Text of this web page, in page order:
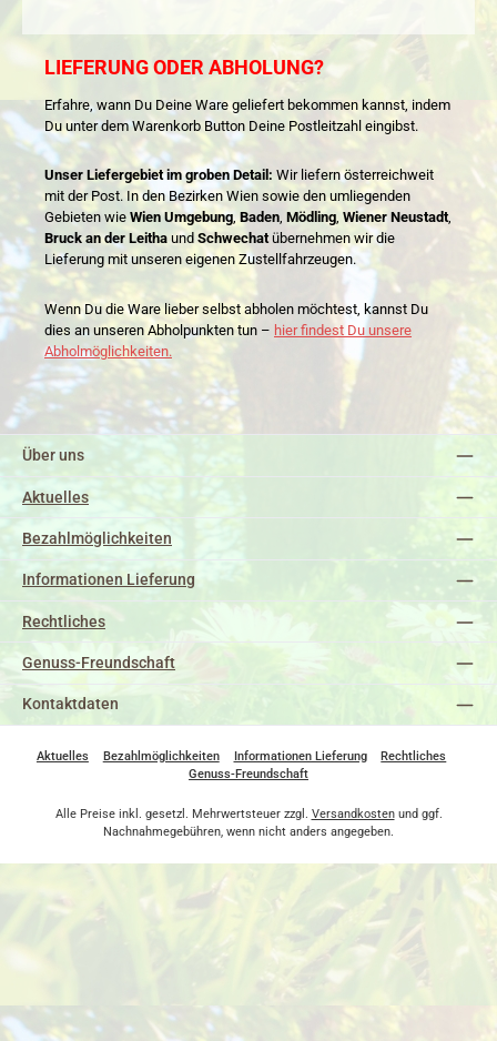
LIEFERUNG ODER ABHOLUNG?
Erfahre, wann Du Deine Ware geliefert bekommen kannst, indem
Du unter dem Warenkorb Button Deine Postleitzahl eingibst.
Unser Liefergebiet im groben Detail: Wir liefern österreichweit
mit der Post. In den Bezirken Wien sowie den umliegenden
Gebieten wie Wien Umgebung, Baden, Mödling, Wiener Neustadt,
Bruck an der Leitha und Schwechatübernehmen wir die
Lieferung mit unseren eigenen Zustellfahrzeugen.
Wenn Du die Ware lieber selbst abholen möchtest, kannst Du
dies an unseren Abholpunkten tun – hier findest Du unsere
Abholmöglichkeiten.
Über uns
Aktuelles
Bezahlmöglichkeiten
Informationen Lieferung
Rechtliches
Genuss-Freundschaft
Kontaktdaten
Aktuelles Bezahlmöglichkeiten Informationen Lieferung
Rechtliches
Genuss-Freundschaft
Alle Preise inkl. gesetzl. Mehrwertsteuer zzgl. Versandkostenund ggf.
Nachnahmegebühren, wenn nicht anders angegeben.